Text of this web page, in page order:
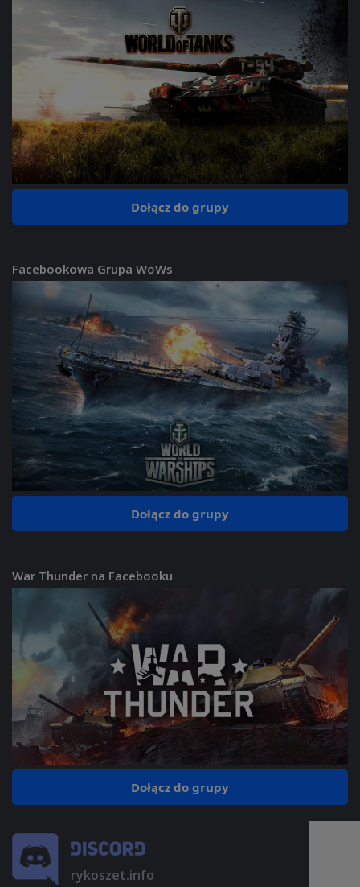
Dołącz do grupy
Facebookowa Grupa WoWs
Dołącz do grupy
War Thunder na Facebooku
Dołącz do grupy
rykoszet.info